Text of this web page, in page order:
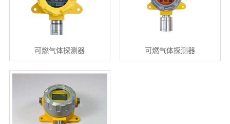
可燃气体探测器 可燃气体探测器